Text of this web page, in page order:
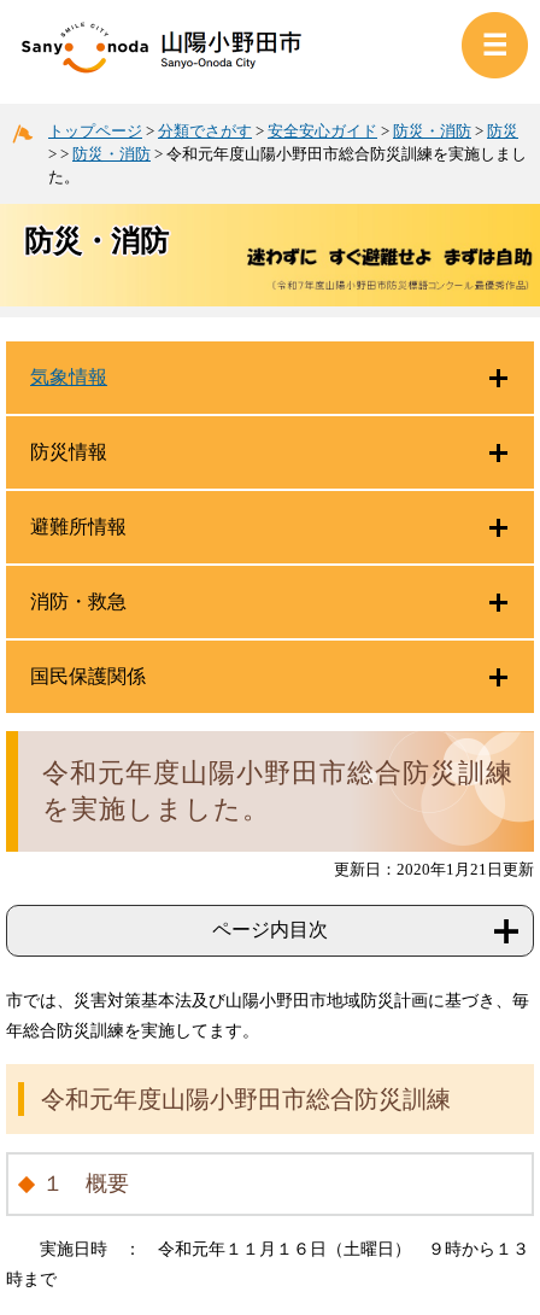
トップページ > 分類でさがす > 安全安心ガイド > 防災・消防 > 防災
> > 防災・消防 > 令和元年度山陽小野田市総合防災訓練を実施しまし
た。
防災・消防
令和元年度山陽小野田市総合防災訓練
を実施しました。
更新日：2020年1月21日更新
ページ内目次
市では、災害対策基本法及び山陽小野田市地域防災計画に基づき、毎
年総合防災訓練を実施してます。
令和元年度山陽小野田市総合防災訓練
１ 概要
実施日時 ： 令和元年１１月１６日（土曜日） ９時から１３
時まで
気象情報
防災情報
避難所情報
消防・救急
国民保護関係